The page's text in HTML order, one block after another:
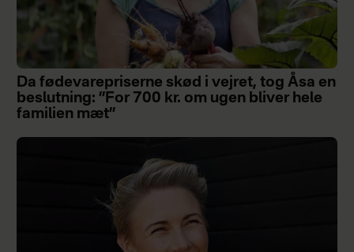
Da fødevarepriserne skød i vejret, tog Åsa en
beslutning: ”For 700 kr. om ugen bliver hele
familien mæt”